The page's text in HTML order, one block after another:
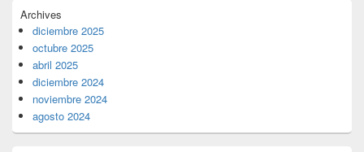
Archives
diciembre 2025
octubre 2025
abril 2025
diciembre 2024
noviembre 2024
agosto 2024